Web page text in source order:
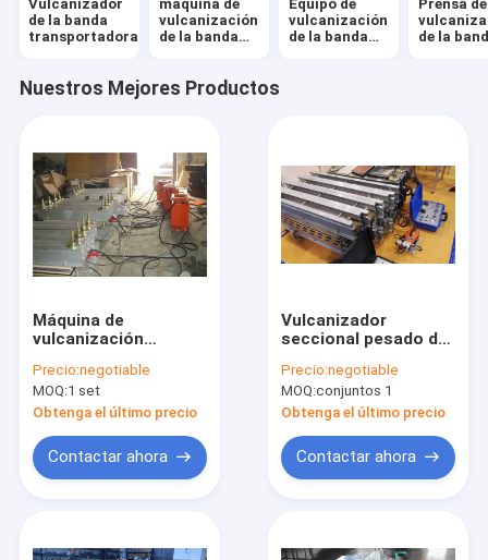
Vulcanizador
de la banda
transportadora
máquina de
vulcanización
de la banda
Equipo de
vulcanización
de la banda
Prensa de
de la
Nuestros Mejores Productos
Máquina de
vulcanización
de Harting, pequeño
equipo de
vulcanización de la
transportadora
Precio:negotiable
MOQ:1 set
Obtenga el último precio
Contactar ahora
Vulcanizador
seccional pesado de
transportadora con
el tipo viga
transversal de E
Precio:negotiable
MOQ:conjuntos 1
Obtenga el último precio
Contactar ahora